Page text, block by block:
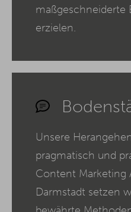
maßgeschneiderte
erzielen.
Unsere
pragmatisch und
Content Marketing
Darmstadt setzen